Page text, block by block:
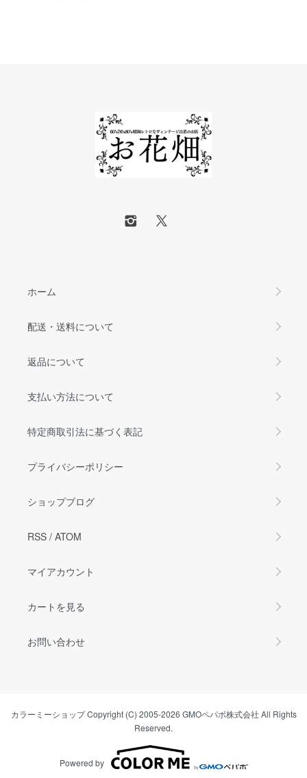
ホーム
配送・送料について
返品について
支払い方法について
特定商取引法に基づく表記
プライバシーポリシー
ショップブログ
RSS / ATOM
マイアカウント
カートを見る
お問い合わせ
カラーミーショップCopyright (C) 2005-2026 GMOペパボ株式会社 All Rights
Reserved.
Powered by